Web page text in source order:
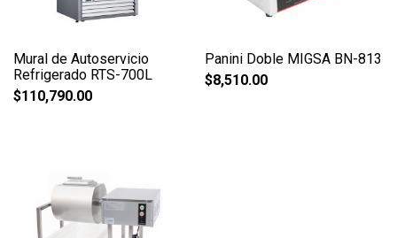
Mural de Autoservicio
Refrigerado RTS-700L
$110,790.00
Panini Doble MIGSA BN-813
$8,510.00